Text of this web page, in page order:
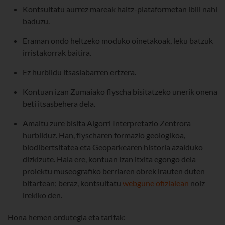
Kontsultatu aurrez mareak haitz-plataformetan ibili nahi
baduzu.
Eraman ondo heltzeko moduko oinetakoak, leku batzuk
irristakorrak baitira.
Ez hurbildu itsaslabarren ertzera.
Kontuan izan Zumaiako flyscha bisitatzeko unerik onena
beti itsasbehera dela.
Amaitu zure bisita Algorri Interpretazio Zentrora
hurbilduz. Han, flyscharen formazio geologikoa,
biodibertsitatea eta Geoparkearen historia azalduko
dizkizute. Hala ere, kontuan izan itxita egongo dela
proiektu museografiko berriaren obrek irauten duten
bitartean; beraz, kontsultatu webgune ofizialean noiz
irekiko den.
Hona hemen ordutegia eta tarifak: